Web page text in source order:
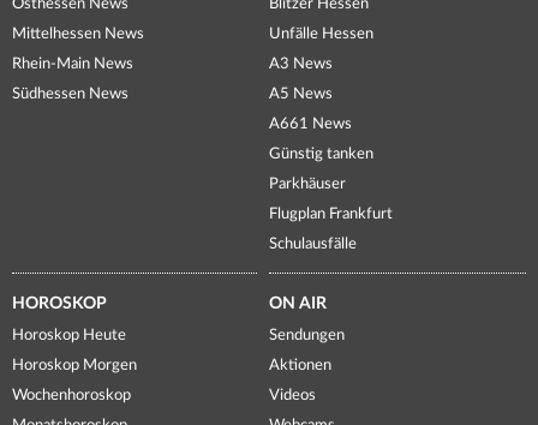
Osthessen News
Mittelhessen News
Rhein-Main News
Südhessen News
Blitzer Hessen
Unfälle Hessen
A3 News
A5 News
A661 News
Günstig tanken
Parkhäuser
Flugplan Frankfurt
Schulausfälle
HOROSKOP
Horoskop Heute
Horoskop Morgen
Wochenhoroskop
ON AIR
Sendungen
Aktionen
Videos